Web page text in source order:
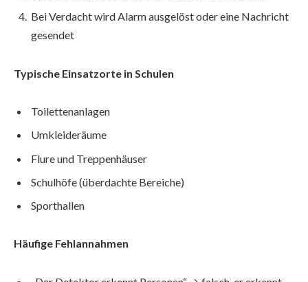
Bei Verdacht wird Alarm ausgelöst oder eine Nachricht
gesendet
Typische Einsatzorte in Schulen
Toilettenanlagen
Umkleideräume
Flure und Treppenhäuser
Schulhöfe (überdachte Bereiche)
Sporthallen
Häufige Fehlannahmen